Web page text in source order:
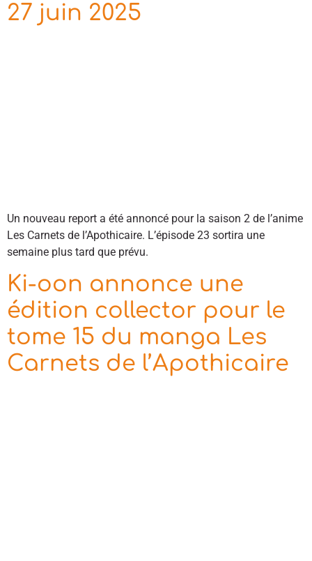
27 juin 2025
Un nouveau report a été annoncé pour la saison 2 de l’anime
Les Carnets de l’Apothicaire. L’épisode 23 sortira une
semaine plus tard que prévu.
Ki-oon annonce une
édition collector pour le
tome 15 du manga Les
Carnets de l’Apothicaire